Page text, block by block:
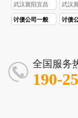
武汉襄阳宜昌
讨债公司_权益
武汉
讨债
讨债公司一般
讨债
全国服务
190-